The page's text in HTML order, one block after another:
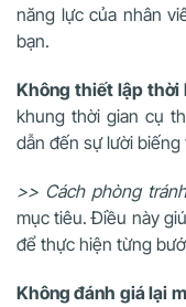
năng lực của nhân
bạn.
Không thiết lập thời
khung thời gian cụ
dẫn đến sự lười biếng
>> Cách phòng
mục tiêu. Điều này
để thực hiện từng
Không đánh giá lại